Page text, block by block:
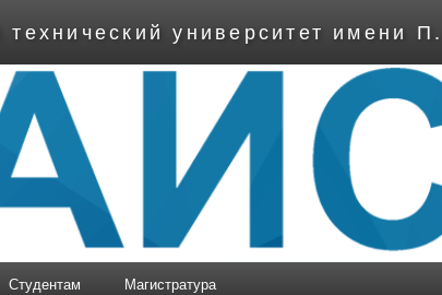
технический университет имени
Студентам Магистратура